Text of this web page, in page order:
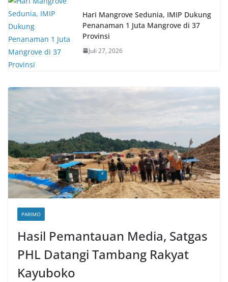
Hari Mangrove Sedunia, IMIP Dukung
Penanaman 1 Juta Mangrove di 37
Provinsi
Juli 27, 2026
PARIMO
Hasil Pemantauan Media, Satgas
PHL Datangi Tambang Rakyat
Kayuboko